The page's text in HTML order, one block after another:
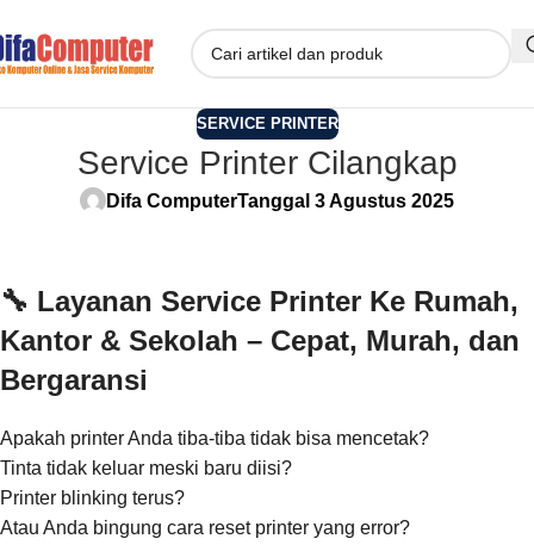
SERVICE PRINTER
Service Printer Cilangkap
Difa ComputerTanggal 3 Agustus 2025
🔧 Layanan Service Printer Ke Rumah,
Kantor & Sekolah – Cepat, Murah, dan
Bergaransi
Apakah printer Anda tiba-tiba tidak bisa mencetak?
Tinta tidak keluar meski baru diisi?
Printer blinking terus?
Atau Anda bingung cara reset printer yang error?